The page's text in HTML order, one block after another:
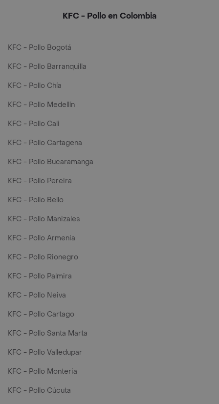
KFC - Pollo en Colombia
KFC - Pollo Bogotá
KFC - Pollo Barranquilla
KFC - Pollo Chía
KFC - Pollo Medellín
KFC - Pollo Cali
KFC - Pollo Cartagena
KFC - Pollo Bucaramanga
KFC - Pollo Pereira
KFC - Pollo Bello
KFC - Pollo Manizales
KFC - Pollo Armenia
KFC - Pollo Rionegro
KFC - Pollo Palmira
KFC - Pollo Neiva
KFC - Pollo Cartago
KFC - Pollo Santa Marta
KFC - Pollo Valledupar
KFC - Pollo Monteria
KFC - Pollo Cúcuta